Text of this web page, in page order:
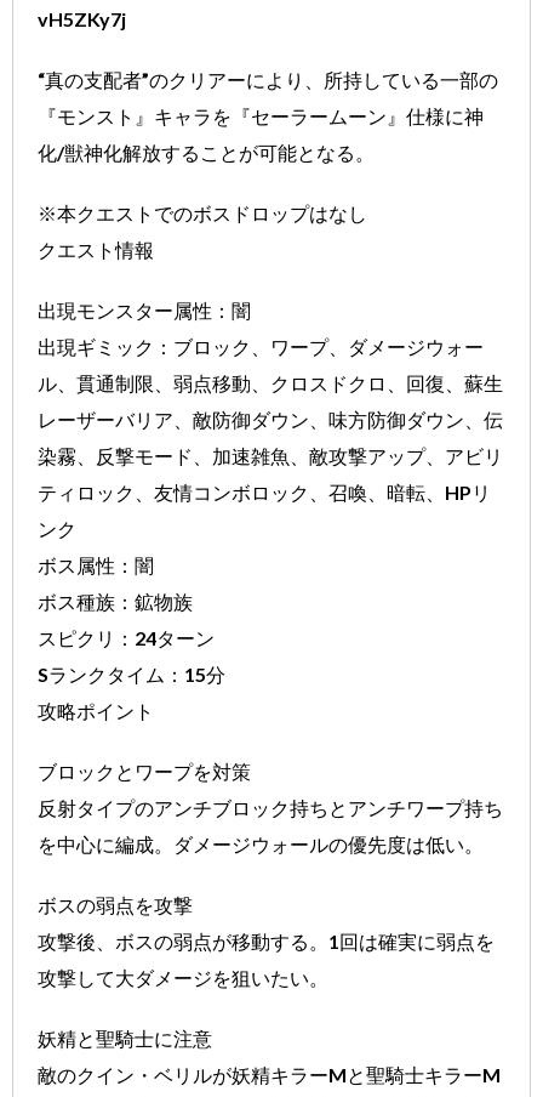
vH5ZKy7j
“真の支配者”のクリアーにより、所持している一部の
『モンスト』キャラを『セーラームーン』仕様に神
化/獣神化解放することが可能となる。
※本クエストでのボスドロップはなし
クエスト情報
出現モンスター属性：闇
出現ギミック：ブロック、ワープ、ダメージウォー
ル、貫通制限、弱点移動、クロスドクロ、回復、蘇生
レーザーバリア、敵防御ダウン、味方防御ダウン、伝
染霧、反撃モード、加速雑魚、敵攻撃アップ、アビリ
ティロック、友情コンボロック、召喚、暗転、HPリ
ンク
ボス属性：闇
ボス種族：鉱物族
スピクリ：24ターン
Sランクタイム：15分
攻略ポイント
ブロックとワープを対策
反射タイプのアンチブロック持ちとアンチワープ持ち
を中心に編成。ダメージウォールの優先度は低い。
ボスの弱点を攻撃
攻撃後、ボスの弱点が移動する。1回は確実に弱点を
攻撃して大ダメージを狙いたい。
妖精と聖騎士に注意
敵のクイン・ベリルが妖精キラーMと聖騎士キラーM